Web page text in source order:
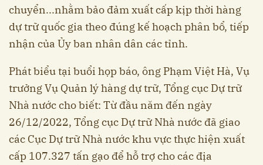
chuyển...nhằm bảo đảm xuất cấp kịp thời hàng
dự trữ quốc gia theo đúng kế hoạch phân bổ, tiếp
nhận của Ủy ban nhân dân các tỉnh.
Phát biểu tại buổi họp báo, ông Phạm Việt Hà, Vụ
trưởng Vụ Quản lý hàng dự trữ, Tổng cục Dự trữ
Nhà nước cho biết: Từ đầu năm đến ngày
26/12/2022, Tổng cục Dự trữ Nhà nước đã giao
các Cục Dự trữ Nhà nước khu vực thực hiện xuất
cấp 107.327 tấn gạo để hỗ trợ cho các địa